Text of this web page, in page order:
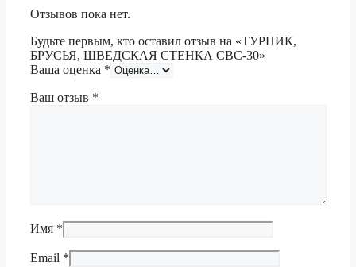
Отзывов пока нет.
Будьте первым, кто оставил отзыв на «ТУРНИК,
БРУСЬЯ, ШВЕДСКАЯ СТЕНКА СВС-30»
Ваша оценка *
Ваш отзыв *
Имя *
Email *